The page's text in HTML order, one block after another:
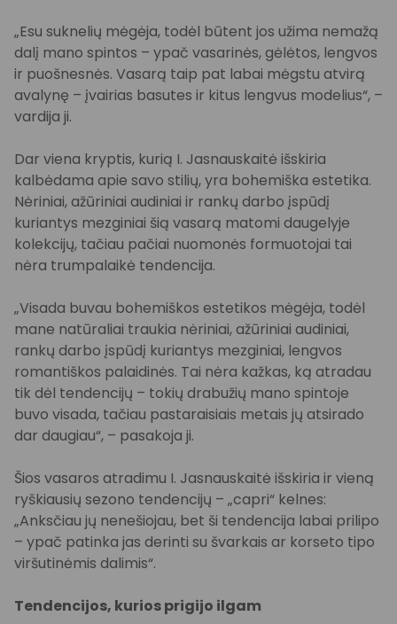
„Esu suknelių mėgėja, todėl būtent jos užima nemažą
dalį mano spintos – ypač vasarinės, gėlėtos, lengvos
ir puošnesnės. Vasarą taip pat labai mėgstu atvirą
avalynę – įvairias basutes ir kitus lengvus modelius“, –
vardija ji.
Dar viena kryptis, kurią I. Jasnauskaitė išskiria
kalbėdama apie savo stilių, yra bohemiška estetika.
Nėriniai, ažūriniai audiniai ir rankų darbo įspūdį
kuriantys mezginiai šią vasarą matomi daugelyje
kolekcijų, tačiau pačiai nuomonės formuotojai tai
nėra trumpalaikė tendencija.
„Visada buvau bohemiškos estetikos mėgėja, todėl
mane natūraliai traukia nėriniai, ažūriniai audiniai,
rankų darbo įspūdį kuriantys mezginiai, lengvos
romantiškos palaidinės. Tai nėra kažkas, ką atradau
tik dėl tendencijų – tokių drabužių mano spintoje
buvo visada, tačiau pastaraisiais metais jų atsirado
dar daugiau“, – pasakoja ji.
Šios vasaros atradimu I. Jasnauskaitė išskiria ir vieną
ryškiausių sezono tendencijų – „capri“ kelnes:
„Anksčiau jų nenešiojau, bet ši tendencija labai prilipo
– ypač patinka jas derinti su švarkais ar korseto tipo
viršutinėmis dalimis“.
Tendencijos, kurios prigijo ilgam